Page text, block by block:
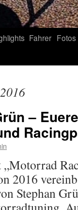
Fahrer Fotos
–
2016
Stephan